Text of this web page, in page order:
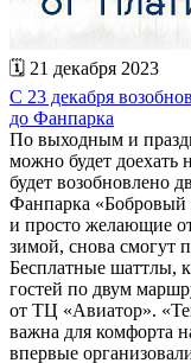
🗓 21 декабря 2023
С 23 декабря
до Фанпарка
По выходным и
можно будет доехать
будет возобновлено
Фанпарка
и просто желающие
зимой, снова смогут
Бесплатные шаттлы,
гостей по двум
от ТЦ «Авиатор».
важна для комфорта
впервые